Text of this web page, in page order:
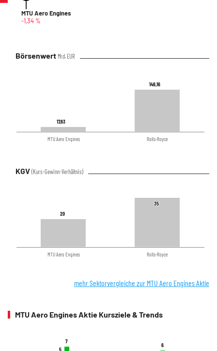
MTU Aero Engines
-1,34 %
Börsenwert Mrd. EUR
17,93
17,93
149,16
149,16
MTU Aero Engines Rolls-Royce
KGV (Kurs-Gewinn-Verhältnis)
20
20
35
35
MTU Aero Engines Rolls-Royce
mehr Sektorvergleiche zur MTU Aero Engines Aktie
MTU Aero Engines Aktie Kursziele & Trends
5
5
7
7
6
6